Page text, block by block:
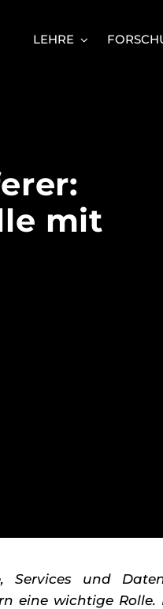
LEHRE
mit
Services und
eine wichtige